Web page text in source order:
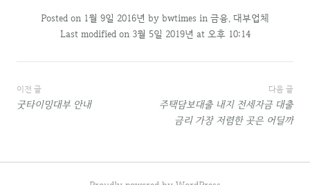
Posted on 1월 9일 2016년 by bwtimes in 금융, 대부업체
Last modified on 3월 5일 2019년 at 오후 10:14
글
이전 글
굿타이밍대부 안내
다음 글
주택담보대출 내지 전세자금 대출
금리 가장 저렴한 곳은 어딜까